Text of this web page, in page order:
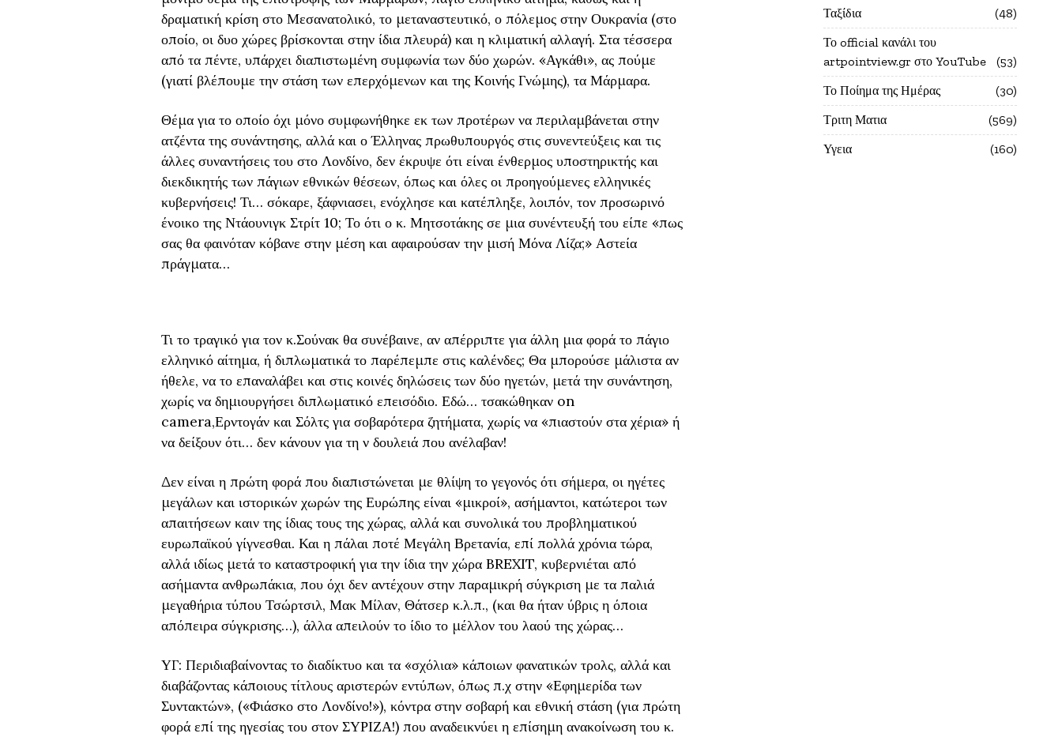
δραματική κρίση στο Μεσανατολικό, το μεταναστευτικό, ο πόλεμος στην Ουκρανία (στο
οποίο, οι δυο χώρες βρίσκονται στην ίδια πλευρά) και η κλιματική αλλαγή. Στα τέσσερα
από τα πέντε, υπάρχει διαπιστωμένη συμφωνία των δύο χωρών. «Αγκάθι», ας πούμε
(γιατί βλέπουμε την στάση των επερχόμενων και της Κοινής Γνώμης), τα Μάρμαρα.
Θέμα για το οποίο όχι μόνο συμφωνήθηκε εκ των προτέρων να περιλαμβάνεται στην
ατζέντα της συνάντησης, αλλά και ο Έλληνας πρωθυπουργός στις συνεντεύξεις και τις
άλλες συναντήσεις του στο Λονδίνο, δεν έκρυψε ότι είναι ένθερμος υποστηρικτής και
διεκδικητής των πάγιων εθνικών θέσεων, όπως και όλες οι προηγούμενες ελληνικές
κυβερνήσεις! Τι… σόκαρε, ξάφνιασει, ενόχλησε και κατέπληξε, λοιπόν, τον προσωρινό
ένοικο της Ντάουνιγκ Στρίτ 10; Το ότι ο κ. Μητσοτάκης σε μια συνέντευξή του είπε «πως
σας θα φαινόταν κόβανε στην μέση και αφαιρούσαν την μισή Μόνα Λίζα;» Αστεία
πράγματα…
Τι το τραγικό για τον κ.Σούνακ θα συνέβαινε, αν απέρριπτε για άλλη μια φορά το πάγιο
ελληνικό αίτημα, ή διπλωματικά το παρέπεμπε στις καλένδες; Θα μπορούσε μάλιστα αν
ήθελε, να το επαναλάβει και στις κοινές δηλώσεις των δύο ηγετών, μετά την συνάντηση,
χωρίς να δημιουργήσει διπλωματικό επεισόδιο. Εδώ… τσακώθηκαν on
camera,Ερντογάν και Σόλτς για σοβαρότερα ζητήματα, χωρίς να «πιαστούν στα χέρια» ή
να δείξουν ότι… δεν κάνουν για τη ν δουλειά που ανέλαβαν!
Δεν είναι η πρώτη φορά που διαπιστώνεται με θλίψη το γεγονός ότι σήμερα, οι ηγέτες
μεγάλων και ιστορικών χωρών της Ευρώπης είναι «μικροί», ασήμαντοι, κατώτεροι των
απαιτήσεων καιν της ίδιας τους της χώρας, αλλά και συνολικά του προβληματικού
ευρωπαϊκού γίγνεσθαι. Και η πάλαι ποτέ Μεγάλη Βρετανία, επί πολλά χρόνια τώρα,
αλλά ιδίως μετά το καταστροφική για την ίδια την χώρα BREXIT, κυβερνιέται από
ασήμαντα ανθρωπάκια, που όχι δεν αντέχουν στην παραμικρή σύγκριση με τα παλιά
μεγαθήρια τύπου Τσώρτσιλ, Μακ Μίλαν, Θάτσερ κ.λ.π., (και θα ήταν ύβρις η όποια
απόπειρα σύγκρισης…), άλλα απειλούν το ίδιο το μέλλον του λαού της χώρας…
ΥΓ: Περιδιαβαίνοντας το διαδίκτυο και τα «σχόλια» κάποιων φανατικών τρολς, αλλά και
διαβάζοντας κάποιους τίτλους αριστερών εντύπων, όπως π.χ στην «Εφημερίδα των
Συντακτών», («Φιάσκο στο Λονδίνο!»), κόντρα στην σοβαρή και εθνική στάση (για πρώτη
φορά επί της ηγεσίας του στον ΣΥΡΙΖΑ!) που αναδεικνύει η επίσημη ανακοίνωση του κ.
Ταξίδια
48
Το official κανάλι του
artpointview.gr στο YouTube
53
Το Ποίημα της Ημέρας
30
Τριτη Ματια
569
Υγεια
160